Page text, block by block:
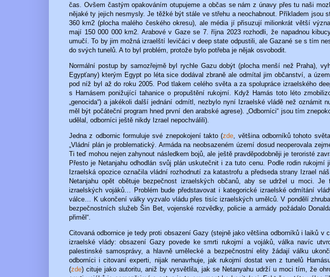
čas. Ovšem častým opakováním otupujeme a občas se nám z únavy přes tu naši
nějaké ty jejich nesmysly. Je těžké být stále ve střehu a neochabnout. Příkladem jsou
360 km2 (plocha malého českého okresu), ale média jí přisuzují milionkrát větší
mají 150 000 000 km2. Arabové v Gaze se 7. října 2023 rozhodli, že napadnou
umučí. To by jim možná izraelští levičáci v deep state odpustili, ale Gazané se s tím
do svých tunelů. A to byl problém, protože bylo potřeba je nějak osvobodit.
Normální postup by samozřejmě byl rychle Gazu dobýt (plocha menší než Praha),
Egypťany) kterým Egypt po léta sice dodával zbraně ale odmítal jim občanství, a
pod níž byl až do roku 2005. Pod tlakem celého světa a za spolupráce izraelského
s Hamásem ponižující tahanice o propuštění rukojmí. Když Hamás toto léto
„genocida“) a jakékoli další jednání odmítl, nezbylo nyní Izraelské vládě než oznámit
měl být počáteční program hned první den arabské agrese). „Odborníci“ jsou tím
udělal, odborníci ještě nikdy Izrael nepochválili).
Jedna z odbornic formuluje své znepokojení takto (zde, většina odborníků tohoto
„Vládní plán je problematický. Armáda na neobsazeném území dosud neoperovala
Ti teď mohou nejen zahynout následkem bojů, ale ještě pravděpodobněji je teroristé
Přesto je Netanjahu odhodlán svůj plán uskutečnit i za tuto cenu. Podle rodin rukojmí
Izraelská opozice označila vládní rozhodnutí za katastrofu a předseda strany Izrael
Netanjahu opět obětuje bezpečnost izraelských občanů, aby se udržel u moci.
izraelských vojáků… Problém bude představovat i kategorické izraelské odmítání
válce… K ukončení války vyzvalo vládu přes tisíc izraelských umělců. V pondělí
bezpečnostních služeb Šin Bet, vojenské rozvědky, policie a armády požádalo
přiměl“.
Citovaná odbornice je tedy proti obsazení Gazy (stejně jako většina odborníků i laiků v
izraelské vlády: obsazení Gazy povede ke smrti rukojmí a vojáků, válka navíc
palestinské samosprávy, a hlavně umělecké a bezpečnostní elity žádají válku
odborníci i citovaní experti, nijak nenavrhuje, jak rukojmí dostat ven z tunelů
(zde) cituje jako autoritu, aniž by vysvětlila, jak se Netanyahu udrží u moci tím, že